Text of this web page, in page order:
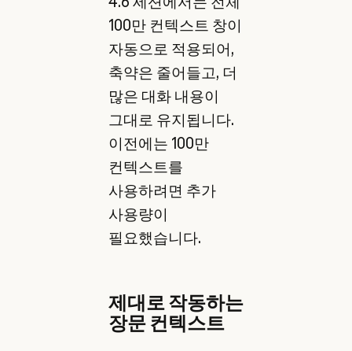
100만 컨텍스트 창이
자동으로 적용되어,
축약은 줄어들고, 더
많은 대화 내용이
그대로 유지됩니다.
이전에는 100만
컨텍스트를
사용하려면 추가
사용량이
필요했습니다.
제대로 작동하는
장문 컨텍스트